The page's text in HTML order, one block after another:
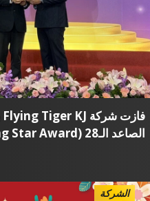
الصاعد الـ28 (28th Rising Star Award)
الشركة